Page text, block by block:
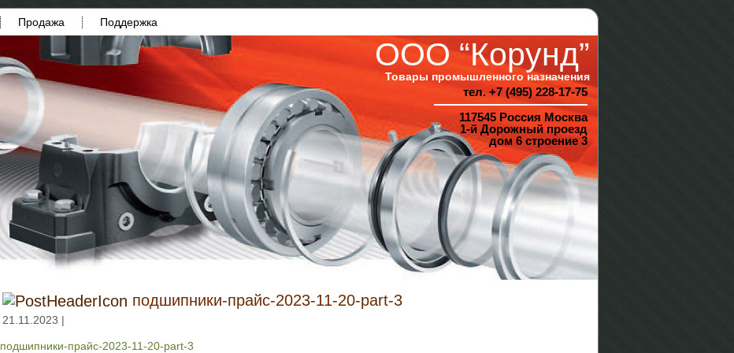
Продажа Поддержка
ООО “Корунд”
Товары промышленного назначения
тел. +7 (495) 228-17-75
117545 Россия Москва
1-й Дорожный проезд
дом 6 строение 3
подшипники-прайс-2023-11-20-part-3
21.11.2023 |
подшипники-прайс-2023-11-20-part-3